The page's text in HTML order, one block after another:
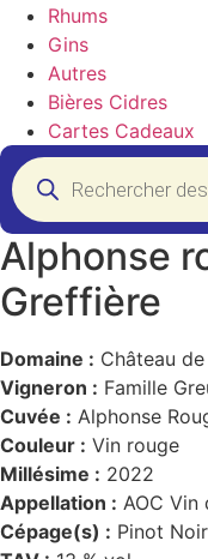
Rhums
Gins
Autres
Bières Cidres
Cartes Cadeaux
Recherche
de
produits
Alphonse
Greffière
Domaine : Château
Vigneron : Famille
Cuvée : Alphonse
Couleur : Vin rouge
Millésime : 2022
Appellation : AOC Vin
Cépage(s) : Pinot